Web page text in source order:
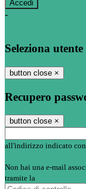
-
Seleziona utente
button close ×
Recupero
button close ×
all'indirizzo indicato
Non hai una e-mail
tramite la